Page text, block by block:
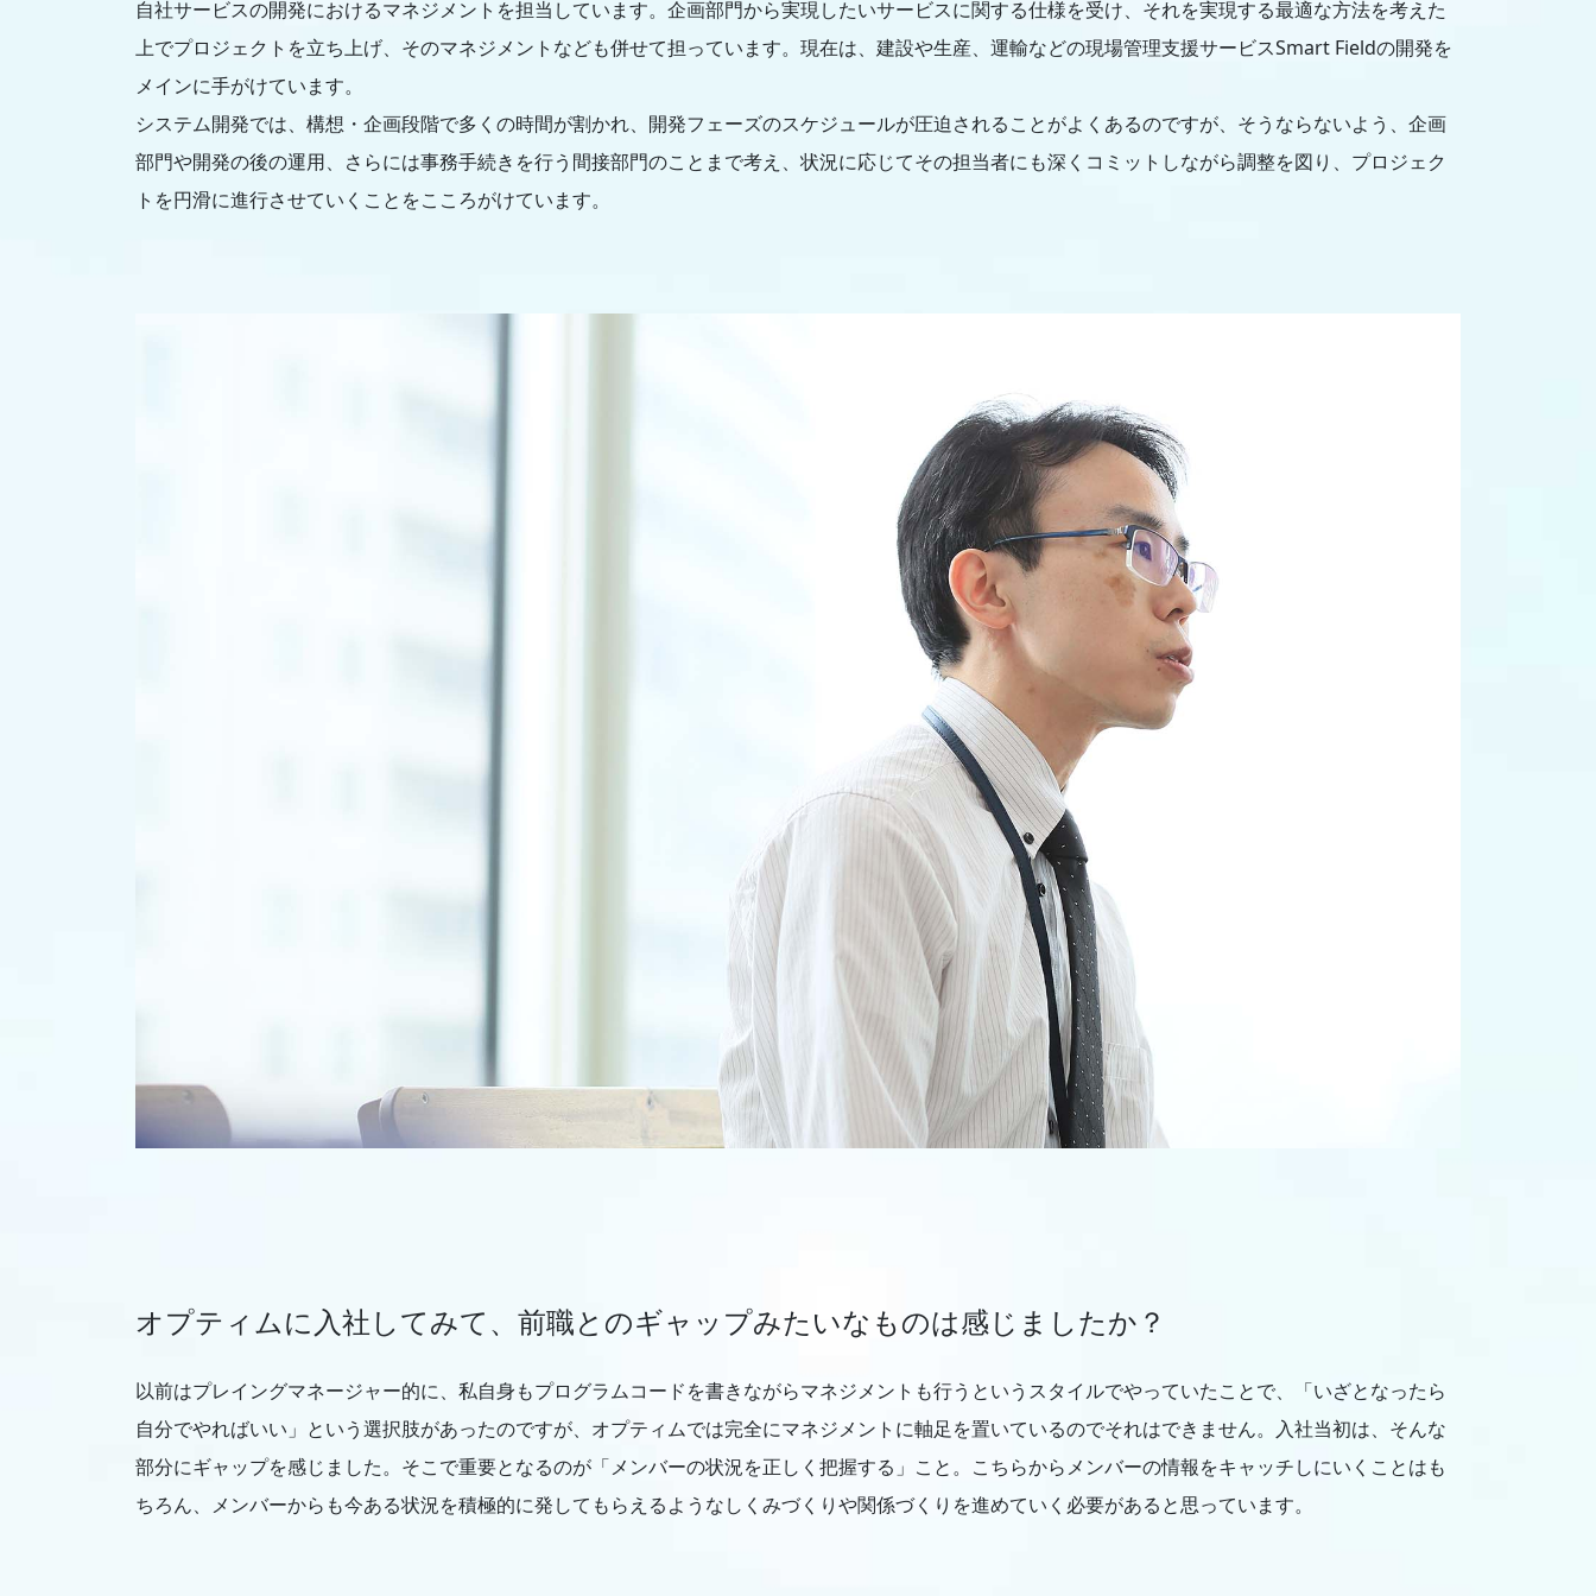
自社サービスの開発におけるマネジメントを担当しています。企画部門から実現したいサービスに関する仕様を受け、それを実現する最適な方法を考えた
上でプロジェクトを立ち上げ、そのマネジメントなども併せて担っています。現在は、建設や生産、運輸などの現場管理支援サービスSmart Fieldの開発を
メインに手がけています。
システム開発では、構想・企画段階で多くの時間が割かれ、開発フェーズのスケジュールが圧迫されることがよくあるのですが、そうならないよう、企画
部門や開発の後の運用、さらには事務手続きを行う間接部門のことまで考え、状況に応じてその担当者にも深くコミットしながら調整を図り、プロジェク
トを円滑に進行させていくことをこころがけています。
オプティムに入社してみて、前職とのギャップみたいなものは感じましたか？
以前はプレイングマネージャー的に、私自身もプログラムコードを書きながらマネジメントも行うというスタイルでやっていたことで、「いざとなったら
自分でやればいい」という選択肢があったのですが、オプティムでは完全にマネジメントに軸足を置いているのでそれはできません。入社当初は、そんな
部分にギャップを感じました。そこで重要となるのが「メンバーの状況を正しく把握する」こと。こちらからメンバーの情報をキャッチしにいくことはも
ちろん、メンバーからも今ある状況を積極的に発してもらえるようなしくみづくりや関係づくりを進めていく必要があると思っています。